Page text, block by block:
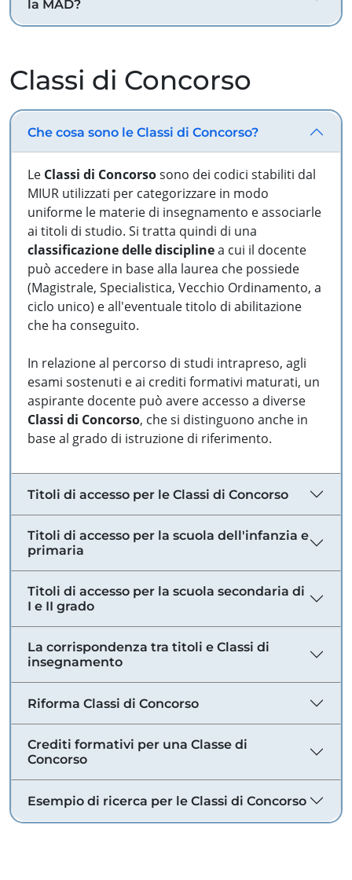
la MAD?
Classi di Concorso
Che cosa sono le Classi di Concorso?
Le Classi di Concorsosono dei codici stabiliti dal
MIUR utilizzati per categorizzare in modo
uniforme le materie di insegnamento e associarle
ai titoli di studio. Si tratta quindi di una
classificazione delle disciplinea cui il docente
può accedere in base alla laurea che possiede
(Magistrale, Specialistica, Vecchio Ordinamento, a
ciclo unico) e all'eventuale titolo di abilitazione
che ha conseguito.
In relazione al percorso di studi intrapreso, agli
esami sostenuti e ai crediti formativi maturati, un
aspirante docente può avere accesso a diverse
Classi di Concorso, che si distinguono anche in
base al grado di istruzione di riferimento.
Titoli di accesso per le Classi di Concorso
Titoli di accesso per la scuola dell'infanzia e
primaria
Titoli di accesso per la scuola secondaria di
I e II grado
La corrispondenza tra titoli e Classi di
insegnamento
Riforma Classi di Concorso
Crediti formativi per una Classe di
Concorso
Esempio di ricerca per le Classi di Concorso